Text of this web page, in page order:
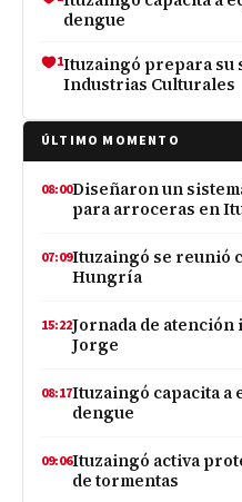
dengue
1Ituzaingó prepara su
Industrias Culturales
ÚLTIMO MOMENTO
08:00Diseñaron un
para arroceras en
07:09Ituzaingó se reunió
Hungría
15:22Jornada de
Jorge
08:17Ituzaingó capacita a
dengue
09:06Ituzaingó activa
de tormentas